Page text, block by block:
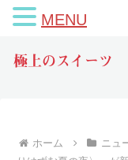
極上のスイーツ
ホーム ニュ
MENU